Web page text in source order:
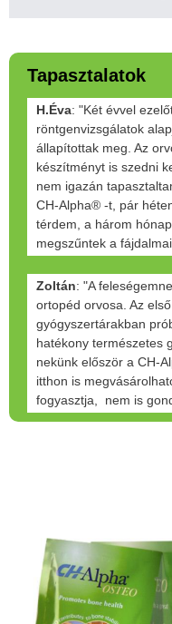
Tapasztalatok
H.Éva: "Két évvel
röntgenvizsgálatok
állapítottak meg. Az
készítményt is szedni
nem igazán
CH-Alpha® -t, pár
térdem, a három
megszűntek a
Zoltán: "A
ortopéd orvosa. Az
gyógyszertárakban
hatékony természetes
nekünk először a CH-
itthon is
fogyasztja, nem is